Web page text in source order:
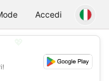
Accedi